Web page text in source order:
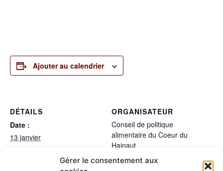
Gérer le consentement aux
Ajouter au calendrier
DÉTAILS
Date :
13 janvier
ORGANISATEUR
Conseil de politique
alimentaire du Coeur du
Hainaut